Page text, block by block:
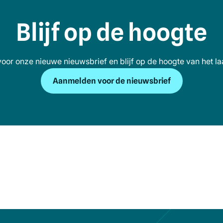
Blijf op de hoogte
onze nieuwe nieuwsbrief en blijf op de hoogte van het
Aanmelden voor de nieuwsbrief